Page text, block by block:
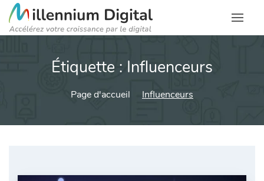
Étiquette : Influenceurs
Page d'accueil Influenceurs